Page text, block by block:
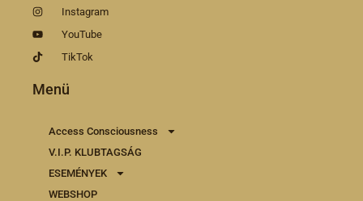
Instagram
YouTube
TikTok
Menü
Access Consciousness
V.I.P. KLUBTAGSÁG
ESEMÉNYEK
WEBSHOP